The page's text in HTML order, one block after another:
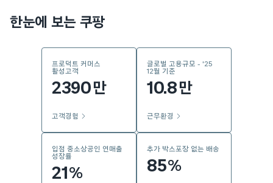
한눈에 보는 쿠팡
프로덕트 커머스
활성고객
2390만
고객경험
글로벌 고용규모 - '25
12월 기준
10.8만
근무환경
입점 중소상공인 연매출
성장률
21 %
추가 박스포장 없는 배송
85%